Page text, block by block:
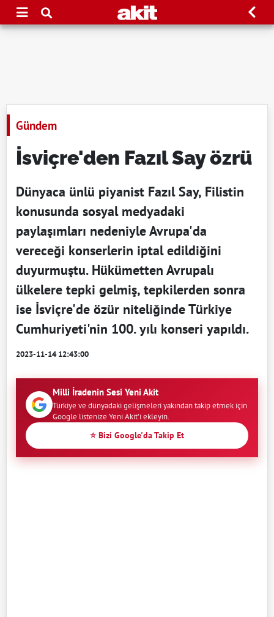
Gündem
İsviçre'den Fazıl Say özrü
Dünyaca ünlü piyanist Fazıl Say, Filistin
konusunda sosyal medyadaki
paylaşımları nedeniyle Avrupa'da
vereceği konserlerin iptal edildiğini
duyurmuştu. Hükümetten Avrupalı
ülkelere tepki gelmiş, tepkilerden sonra
ise İsviçre'de özür niteliğinde Türkiye
Cumhuriyeti'nin 100. yılı konseri yapıldı.
2023-11-14 12:43:00
Milli İradenin Sesi Yeni Akit
Türkiye ve dünyadaki gelişmeleri yakından takip etmek için
Google listenize Yeni Akit'i ekleyin.
⭐ Bizi Google'da Takip Et